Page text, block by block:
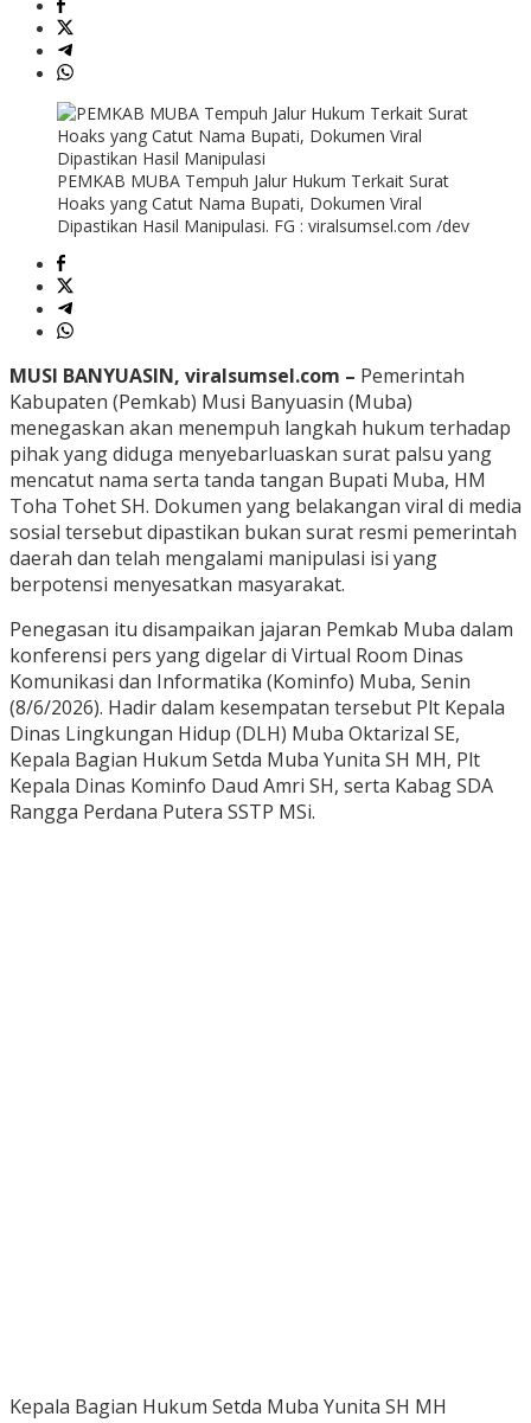
PEMKAB MUBA Tempuh Jalur Hukum Terkait Surat
Hoaks yang Catut Nama Bupati, Dokumen Viral
Dipastikan Hasil Manipulasi. FG : viralsumsel.com /dev
MUSI BANYUASIN, viralsumsel.com – Pemerintah
Kabupaten (Pemkab) Musi Banyuasin (Muba)
menegaskan akan menempuh langkah hukum terhadap
pihak yang diduga menyebarluaskan surat palsu yang
mencatut nama serta tanda tangan Bupati Muba, HM
Toha Tohet SH. Dokumen yang belakangan viral di media
sosial tersebut dipastikan bukan surat resmi pemerintah
daerah dan telah mengalami manipulasi isi yang
berpotensi menyesatkan masyarakat.
Penegasan itu disampaikan jajaran Pemkab Muba dalam
konferensi pers yang digelar di Virtual Room Dinas
Komunikasi dan Informatika (Kominfo) Muba, Senin
(8/6/2026). Hadir dalam kesempatan tersebut Plt Kepala
Dinas Lingkungan Hidup (DLH) Muba Oktarizal SE,
Kepala Bagian Hukum Setda Muba Yunita SH MH, Plt
Kepala Dinas Kominfo Daud Amri SH, serta Kabag SDA
Rangga Perdana Putera SSTP MSi.
Kepala Bagian Hukum Setda Muba Yunita SH MH